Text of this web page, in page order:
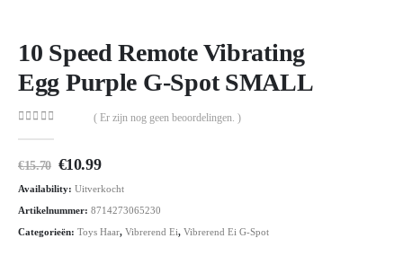
10 Speed Remote Vibrating
Egg Purple G-Spot SMALL
( Er zijn nog geen beoordelingen. )
€15.70 Oorspronkelijke
was:
€15.70.
€10.99Huidige
is:
€10.99.
Availability: Uitverkocht
Artikelnummer: 8714273065230
Categorieën: Toys Haar, Vibrerend Ei, Vibrerend Ei G-Spot